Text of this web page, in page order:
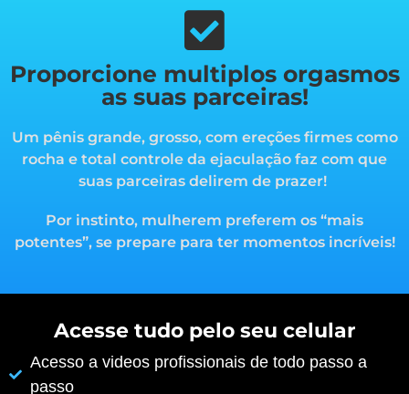
Proporcione multiplos orgasmos
as suas parceiras!
Um pênis grande, grosso, com ereções firmes como
rocha e total controle da ejaculação faz com que
suas parceiras delirem de prazer!
Por instinto, mulherem preferem os “mais
potentes”, se prepare para ter momentos incríveis!
Acesse tudo pelo seu celular
Acesso a videos profissionais de todo passo a
passo